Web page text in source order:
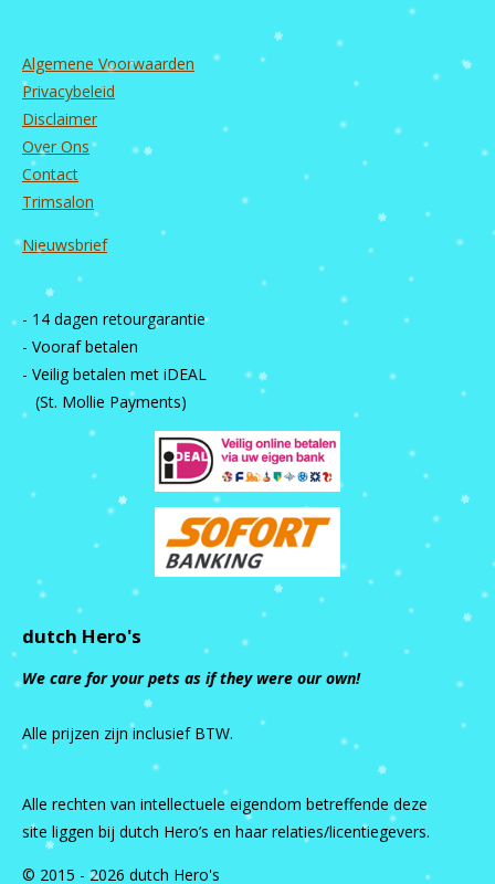
Algemene Voorwaarden
Privacybeleid
Disclaimer
Over Ons
Contact
Trimsalon
Nieuwsbrief
- 14 dagen retourgarantie
- Vooraf betalen
- Veilig betalen met iDEAL
(St. Mollie Payments)
dutch Hero's
We care for your pets as if they were our own!
Alle prijzen zijn inclusief BTW.
Alle rechten van intellectuele eigendom betreffende deze
site liggen bij dutch Hero’s en haar relaties/licentiegevers.
© 2015 - 2026 dutch Hero's